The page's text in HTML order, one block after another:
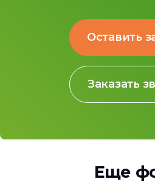
Оставить
Заказать
Еще